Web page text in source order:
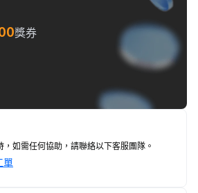
獎券
，如需任何協助，請聯絡以下客服團隊。
單